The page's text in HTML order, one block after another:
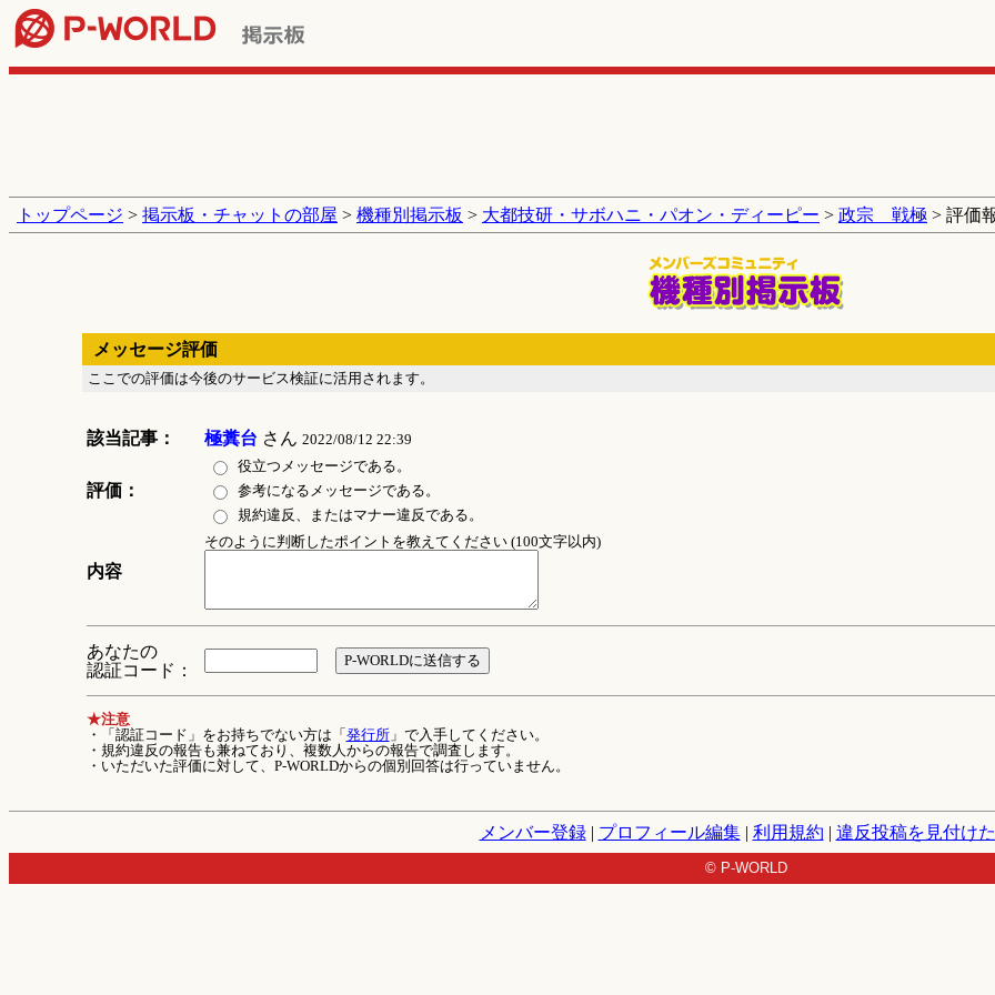
トップページ > 掲示板・チャットの部屋 > 機種別掲示板 > 大都技研・サボハニ・パオン・ディーピー > 政宗 戦極 > 評価
メッセージ評価
ここでの評価は今後のサービス検証に活用されます。
該当記事： 極糞台 さん 2022/08/12 22:39
評価：
役立つメッセージである。
参考になるメッセージである。
規約違反、またはマナー違反である。
内容
そのように判断したポイントを教えてください (100文字以内)
あなたの
認証コード：
★注意
・「認証コード」をお持ちでない方は「 発行所」で入手してください。
・規約違反の報告も兼ねており、複数人からの報告で調査します。
・いただいた評価に対して、P-WORLDからの個別回答は行っていません。
メンバー登録| プロフィール編集| 利用規約 | 違反投稿を見付け
© P-WORLD